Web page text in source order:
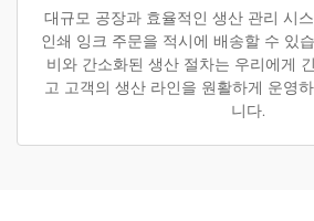
대규모 공장과 효율적인 생산 관리 시
인쇄 잉크 주문을 적시에 배송할 수 있
비와 간소화된 생산 절차는 우리에게
고 고객의 생산 라인을 원활하게 운영
니다.